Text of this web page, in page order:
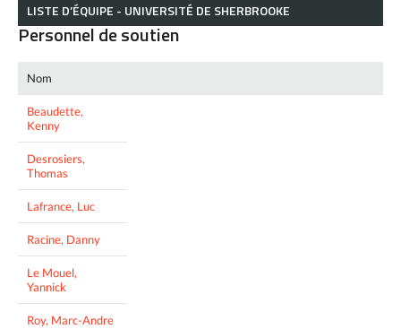
LISTE D’ÉQUIPE - UNIVERSITÉ DE SHERBROOKE
Personnel de soutien
Nom
Beaudette,
Kenny
Desrosiers,
Thomas
Lafrance, Luc
Racine, Danny
Le Mouel,
Yannick
Roy, Marc-Andre